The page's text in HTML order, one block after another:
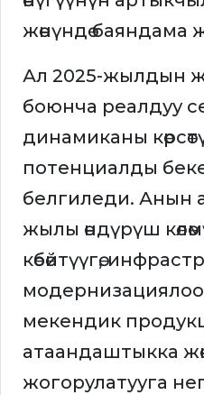
жөнүндө баяндама
Ал 2025-жылдын
боюнча реалдуу
динамиканы
потенциалды
белгиледи. Анын
жылы өндүрүш
көбөйтүүгө,
мекендик
атаандаштыкка
жогорулатууга